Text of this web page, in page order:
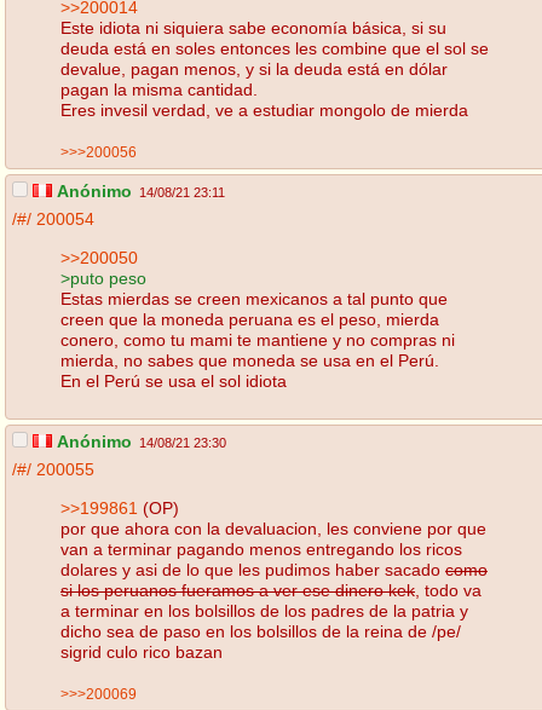
>>200014
Este idiota ni siquiera sabe economía básica, si su
deuda está en soles entonces les combine que el sol se
devalue, pagan menos, y si la deuda está en dólar
pagan la misma cantidad.
Eres invesil verdad, ve a estudiar mongolo de mierda
>>>200056
Anónimo 14/08/21 23:11
/#/ 200054
>>200050
>puto peso
Estas mierdas se creen mexicanos a tal punto que
creen que la moneda peruana es el peso, mierda
conero, como tu mami te mantiene y no compras ni
mierda, no sabes que moneda se usa en el Perú.
En el Perú se usa el sol idiota
Anónimo 14/08/21 23:30
/#/ 200055
>>199861 (OP)
por que ahora con la devaluacion, les conviene por que
van a terminar pagando menos entregando los ricos
dolares y asi de lo que les pudimos haber sacado como
si los peruanos fueramos a ver ese dinero kek , todo va
a terminar en los bolsillos de los padres de la patria y
dicho sea de paso en los bolsillos de la reina de /pe/
sigrid culo rico bazan
>>>200069